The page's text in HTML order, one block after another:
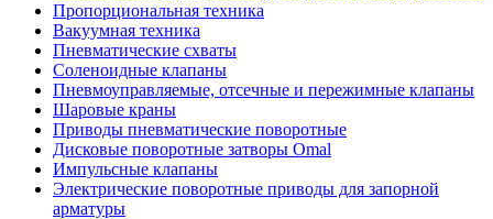
Пропорциональная техника
Вакуумная техника
Пневматические схваты
Соленоидные клапаны
Пневмоуправляемые, отсечные и пережимные клапаны
Шаровые краны
Приводы пневматические поворотные
Дисковые поворотные затворы Omal
Импульсные клапаны
Электрические поворотные приводы для запорной
арматуры